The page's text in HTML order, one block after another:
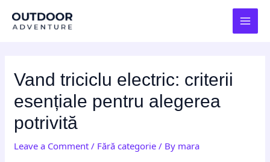
Vand triciclu electric: criterii
esențiale pentru alegerea
potrivită
Leave a Comment / Fără categorie / By mara
navigation